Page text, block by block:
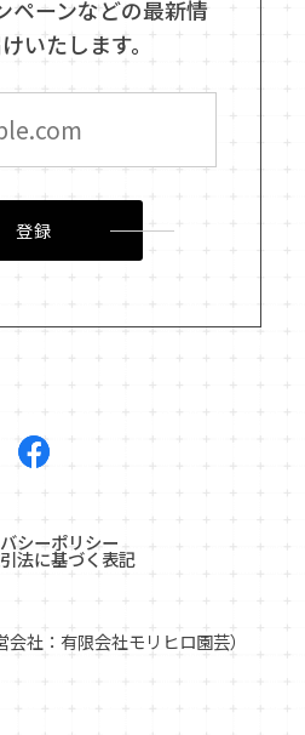
ペーンなどの最新情
いたします。
登録
シーポリシー
法に基づく表記
社：有限会社モリヒロ園芸）